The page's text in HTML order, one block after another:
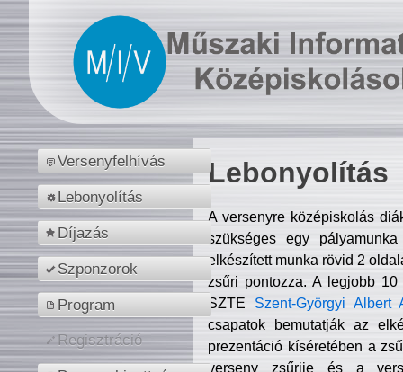
Versenyfelhívás
Lebonyolítás
Díjazás
Szponzorok
Program
Regisztráció
Lebonyolítás
A versenyre középiskolás
szükséges egy
elkészített munka rövid 2
zsűri pontozza. A legjobb
SZTE Szent-Györgyi Albert
csapatok bemutatják az
prezentáció kíséretében a
verseny zsűrije és a